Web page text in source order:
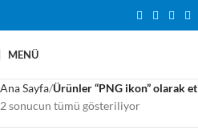
MENÜ
Ana Sayfa Ürünler “PNG ikon” olarak
2 sonucun tümü gösteriliyor